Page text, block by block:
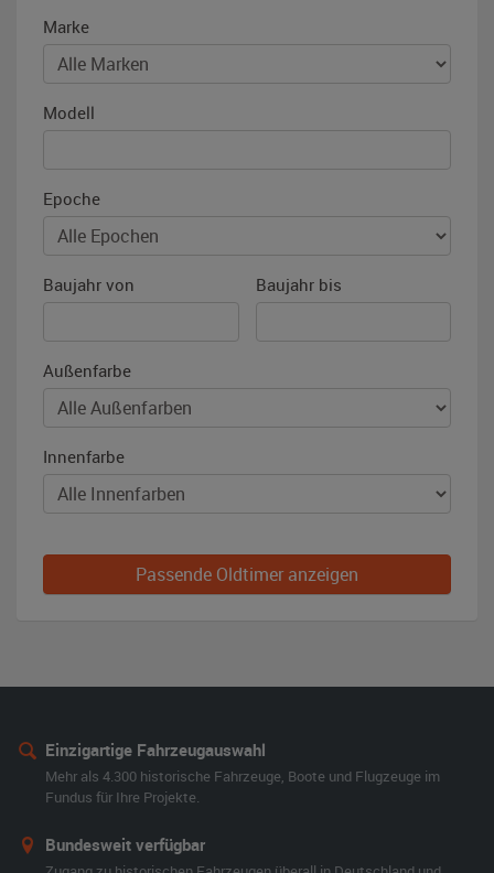
Marke
Modell
Epoche
Baujahr von Baujahr bis
Außenfarbe
Innenfarbe
Passende Oldtimer anzeigen
Einzigartige Fahrzeugauswahl
Mehr als 4.300 historische Fahrzeuge, Boote und Flugzeuge im
Fundus für Ihre Projekte.
Bundesweit verfügbar